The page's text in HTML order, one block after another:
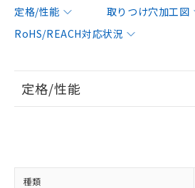
定格/性能 取りつけ穴加工図
RoHS/REACH対応状況
定格/性能
種類